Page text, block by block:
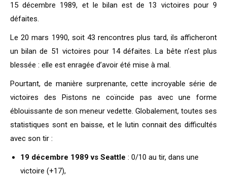
15 décembre 1989, et le bilan est de 13 victoires pour 9
défaites.
Le 20 mars 1990, soit 43 rencontres plus tard, ils afficheront
un bilan de 51 victoires pour 14 défaites. La bête n’est plus
blessée : elle est enragée d’avoir été mise à mal.
Pourtant, de manière surprenante, cette incroyable série de
victoires des Pistons ne coïncide pas avec une forme
éblouissante de son meneur vedette. Globalement, toutes ses
statistiques sont en baisse, et le lutin connait des difficultés
avec son tir :
19 décembre 1989 vs Seattle : 0/10 au tir, dans une
victoire (+17),